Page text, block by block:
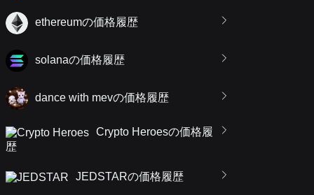
ethereumの価格履歴
solanaの価格履歴
dance with mevの価格履歴
Crypto Heroesの価格履
歴
JEDSTARの価格履歴